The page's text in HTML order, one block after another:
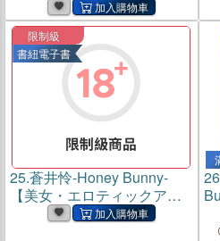
限制級
書紐電子書
25.蒼井怜-Honey Bunny-
【美女・エロティックアダ
ルト写真集】(電子書)